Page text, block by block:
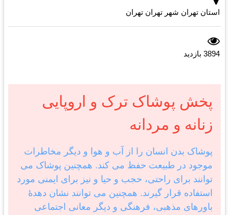
استان تهران شهر تهران تهران
3894 بازدید
پخش پوشاک ترک و اروپایی
زنانه و مردانه
پوشاک بدن انسان را از آب و هوا و دیگر مخاطرات
موجود در طبیعت حفظ می کند. همچنین پوشاک می
توانند برای راحتی، حجب و حیا و نیز برای ایمنی مورد
استفاده قرار گیرند. همچنین می توانند نشان دهدهٔ
باورهای مذهبی، فرهنگی و دیگر معانی اجتماعی